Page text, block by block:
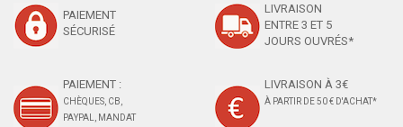
PAIEMENT
SÉCURISÉ
LIVRAISON
ENTRE 3 ET 5
JOURS OUVRÉS*
PAIEMENT :
CHÈQUES, CB,
PAYPAL, MANDAT
LIVRAISON À 3€
À PARTIR DE 50 € D'ACHAT*